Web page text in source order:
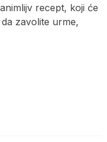
recept, koji će
zavolite urme,